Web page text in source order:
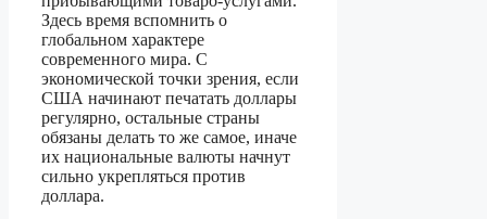
Здесь время вспомнить о
глобальном характере
современного мира. С
экономической точки зрения, если
США начинают печатать доллары
регулярно, остальные страны
обязаны делать то же самое, иначе
их национальные валюты начнут
сильно укрепляться против
доллара.